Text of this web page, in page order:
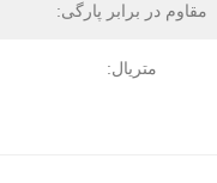
مقاوم در برابر پارگی:
متریال: